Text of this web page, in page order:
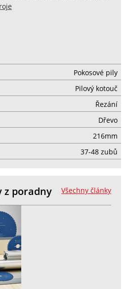
Pokosové pily
Pilový kotouč
Řezání
Dřevo
216mm
37-48 zubů
Všechny články
z poradny